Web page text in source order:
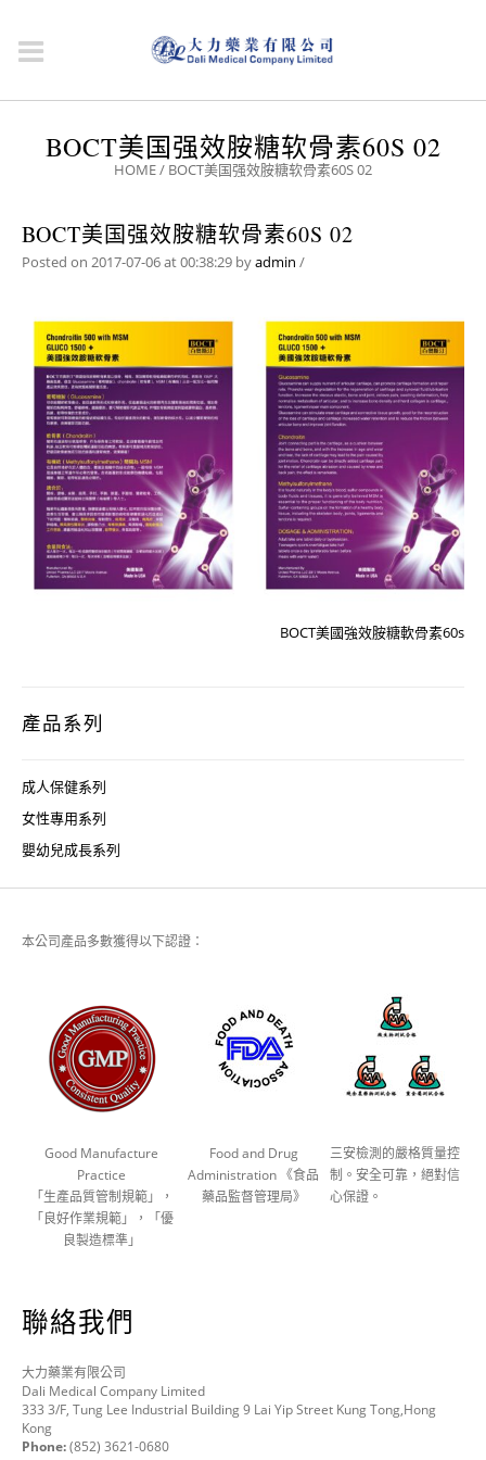
BOCT美国强效胺糖软骨素60S 02
HOME/ BOCT美国强效胺糖软骨素60S 02
BOCT美国强效胺糖软骨素60S 02
Posted on 2017-07-06 at 00:38:29 byadmin /
BOCT美國強效胺糖軟骨素60s
產品系列
成人保健系列
女性專用系列
嬰幼兒成長系列
本公司產品多數獲得以下認證：
Good Manufacture
Practice
「生產品質管制規範」，
「良好作業規範」，「優
良製造標準」
Food and Drug
Administration 《食品
藥品監督管理局》
三安檢測的嚴格質量控
制。安全可靠，絕對信
心保證。
聯絡我們
大力藥業有限公司
Dali Medical Company Limited
333 3/F, Tung Lee Industrial Building 9 Lai Yip Street Kung Tong,Hong
Kong
Phone:(852) 3621-0680